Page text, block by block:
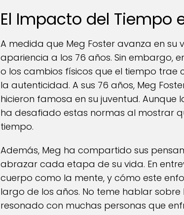
El Impacto del Tiempo
A medida que Meg Foster avanza en
apariencia a los 76 años. Sin embargo,
o los cambios físicos que el tiempo trae
la autenticidad. A sus 76 años, Meg
hicieron famosa en su juventud. Aunque
ha desafiado estas normas al mostrar
tiempo.
Además, Meg ha compartido sus
abrazar cada etapa de su vida. En
cuerpo como la mente, y cómo este
largo de los años. No teme hablar
resonado con muchas personas que